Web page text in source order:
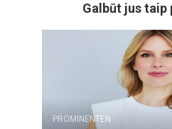
Galbūt jus taip
PROMINENTEN